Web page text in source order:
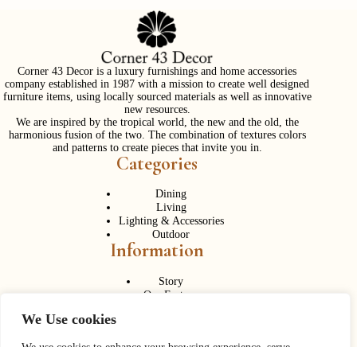
We Use cookies
Corner 43 Decor is a luxury furnishings and home accessories
company established in 1987 with a mission to create well designed
furniture items, using locally sourced materials as well as innovative
new resources.
We are inspired by the tropical world, the new and the old, the
harmonious fusion of the two. The combination of textures colors
and patterns to create pieces that invite you in.
Categories
Dining
Living
Lighting & Accessories
Outdoor
Information
Story
Our Factory